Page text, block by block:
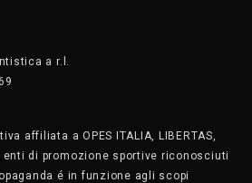
a r.l.
affiliata a OPES ITALIA, LIBERTAS,
enti di promozione sportive riconosciuti
é in funzione agli scopi